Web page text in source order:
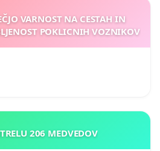
VARNOST NA CESTAH IN
POKLICNIH VOZNIKOV
206 MEDVEDOV